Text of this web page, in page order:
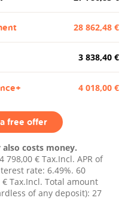
28 862,48 €
3 838,40 €
4 018,00 €
free offer
costs money.
4 798,00 € Tax.Incl. APR of
rate: 6.49%. 60
€ Tax.Incl. Total amount
of any deposit): 27